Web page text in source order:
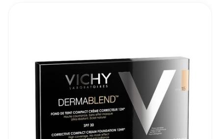
Hoeveelheid
Verpakking
10
Behoud Kamertemperatuur (15°C - 25°C)